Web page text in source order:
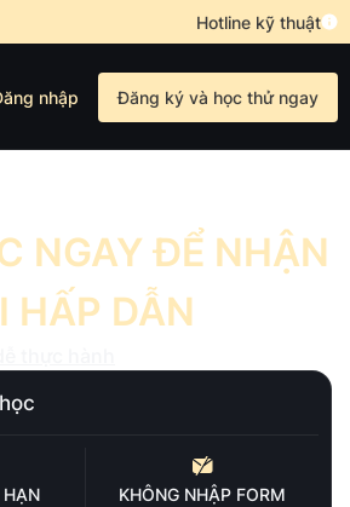
phim, làm chủ tương lai cùng Xích Quỷ
Hotline kỹ thuật
nhập Đăng ký và học thử ngay
NGAY ĐỂ NHẬN
HẤP DẪN
HẠN
KHÔNG NHẬP FORM